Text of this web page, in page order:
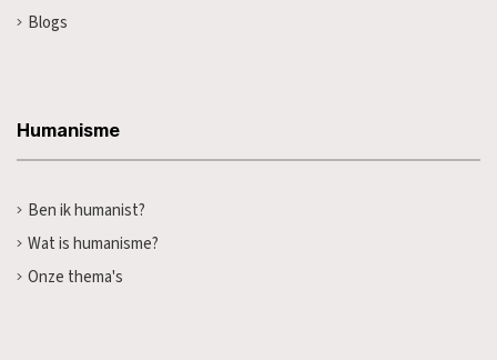
Blogs
Humanisme
Ben ik humanist?
Wat is humanisme?
Onze thema's